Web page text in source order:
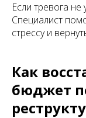
Если тревога не
Специалист
стрессу и
Как
бюджет